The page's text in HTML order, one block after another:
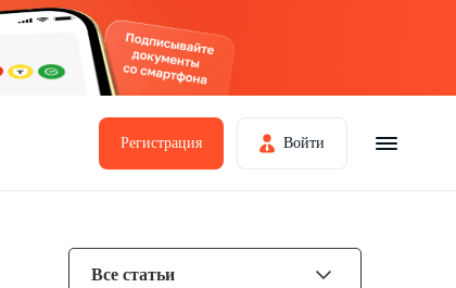
Регистрация Войти
Все статьи